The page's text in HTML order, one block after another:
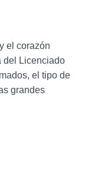
el corazón
del Licenciado
el tipo de
grandes